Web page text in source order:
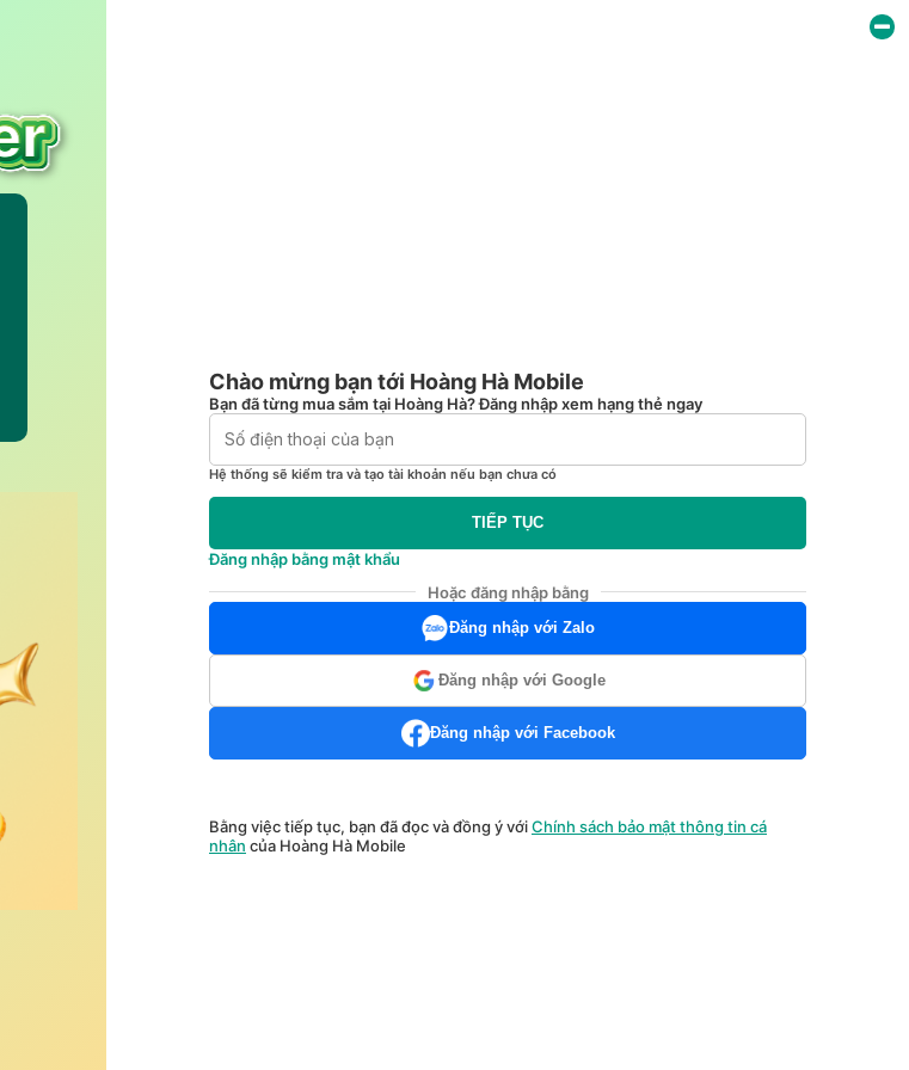
Chào mừng bạn tới Hoàng Hà Mobile
Bạn đã từng mua sắm tại Hoàng Hà? Đăng nhập xem hạng thẻ ngay
Hệ thống sẽ kiểm tra và tạo tài khoản nếu bạn chưa có
TIẾP TỤC
Đăng nhập bằng mật khẩu
Hoặc đăng nhập bằng
Đăng nhập với Zalo
Đăng nhập với Google
Đăng nhập với Facebook
Bằng việc tiếp tục, bạn đã đọc và đồng ý vớiChính sách bảo mật thông tin cá
nhân của Hoàng Hà Mobile